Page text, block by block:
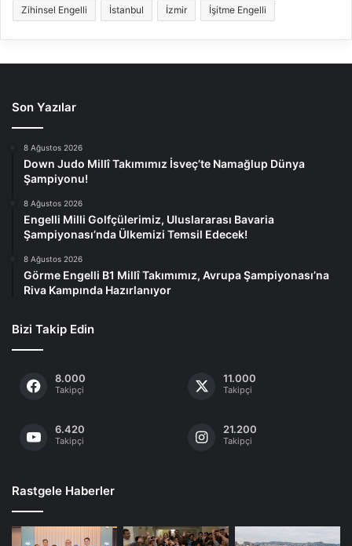
Zihinsel Engelli İstanbul İzmir İşitme Engelli
Son Yazılar
8 Ağustos 2026
Down Judo Millî Takımımız İsveç’te Namağlup Dünya
Şampiyonu!
8 Ağustos 2026
Engelli Milli Golfçülerimiz, Uluslararası Bavaria
Şampiyonası’nda Ülkemizi Temsil Edecek!
8 Ağustos 2026
Görme Engelli B1 Millî Takımımız, Avrupa Şampiyonası’na
Riva Kampında Hazırlanıyor
Bizi Takip Edin
8.000
Takipçi
11.000
Takipçi
6.420
Takipçi
21.200
Takipçi
Rastgele Haberler